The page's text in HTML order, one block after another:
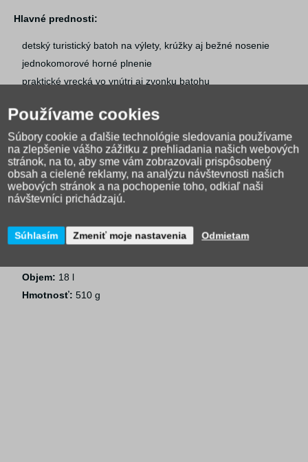
Hlavné prednosti:
detský turistický batoh na výlety, krúžky aj bežné nosenie
jednokomorové horné plnenie
praktické vrecká vo vnútri aj zvonku batohu
hrudný a bedrový sťahovací popruh
vzdušný chrbtový systém AIR-flux
reflexné prvky pre lepšiu viditeľnosť
horné veko s vreckom a úchytom na výstroj
ľahká konštrukcia – iba 510 g
Odporúčaná výška postavy:120–145 cm
Objem: 18 l
Hmotnosť: 510 g
Používame cookies
Súbory cookie a ďalšie technológie sledovania používame
na zlepšenie vášho zážitku z prehliadania našich webových
stránok, na to, aby sme vám zobrazovali prispôsobený
obsah a cielené reklamy, na analýzu návštevnosti našich
webových stránok a na pochopenie toho, odkiaľ naši
návštevníci prichádzajú.
Súhlasím Zmeniť moje nastavenia Odmietam